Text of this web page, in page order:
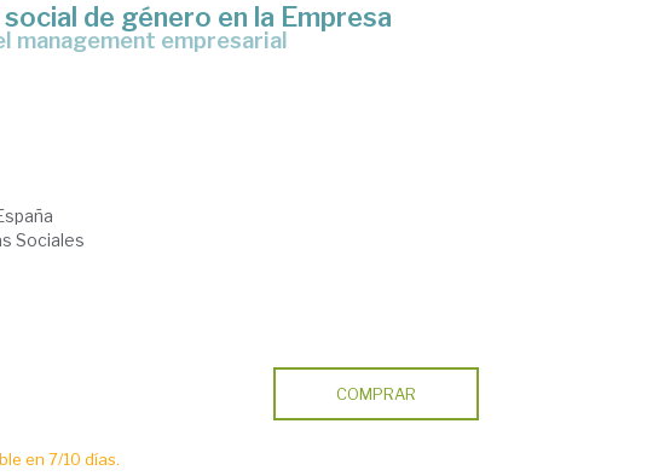
de género en la Empresa
management empresarial
Sociales
en 7/10 días.
COMPRAR